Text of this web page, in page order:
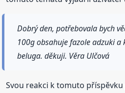
Dobrý den, potřebovala bych
100g obsahuje fazole adzuki
beluga. děkuji. Věra Ulčová
Svou reakci k tomuto